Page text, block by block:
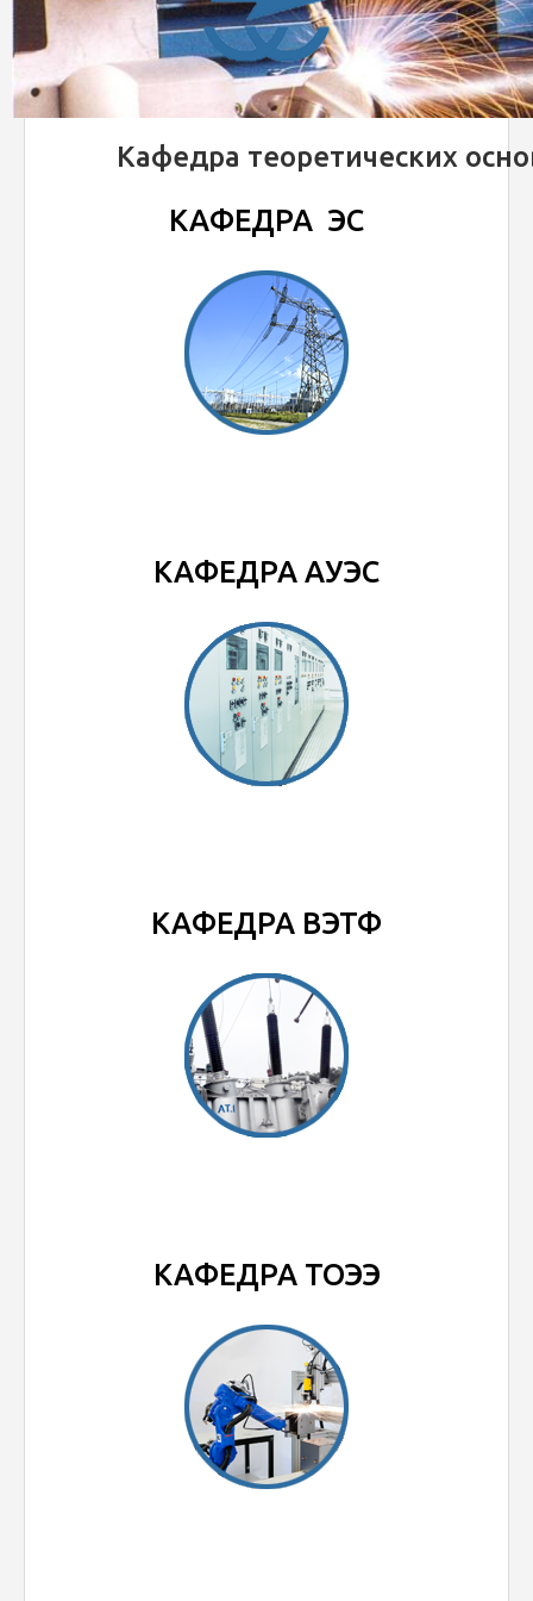
Кафедра теоретических
КАФЕДРА ЭС
КАФЕДРА АУЭС
КАФЕДРА ВЭТФ
КАФЕДРА ТОЭЭ